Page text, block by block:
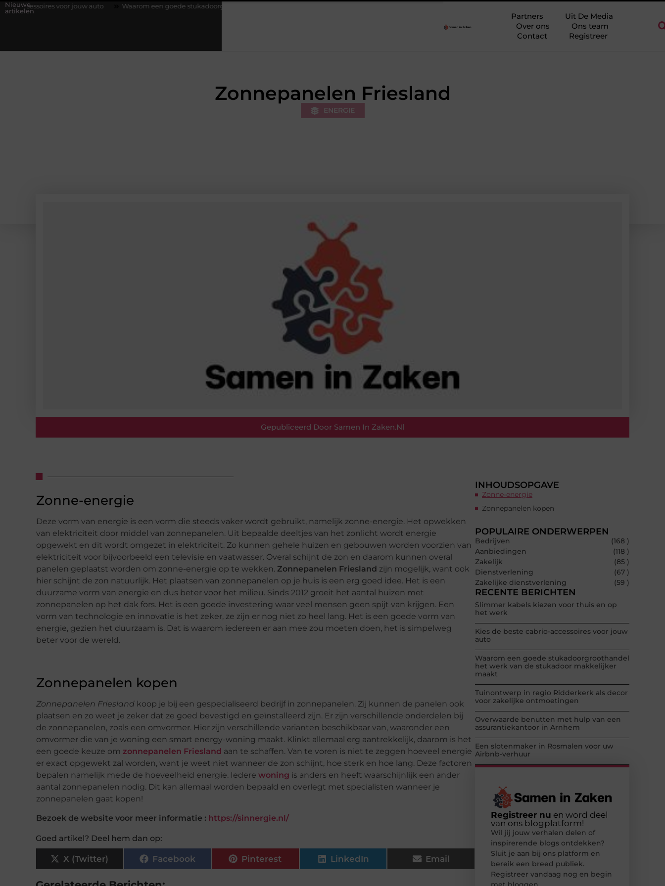
Nieuwe
artikelen
jouw auto Waarom een goede stukadoorgroothandel het werk van de stukadoor makkelijker maakt
Partners
Uit De Media
Over ons
Ons team
Contact
Registreer
Zonnepanelen Friesland
ENERGIE
Gepubliceerd Door Samen In Zaken.nl
Zonne-energie
Deze vorm van energie is een vorm die steeds vaker wordt gebruikt, namelijk zonne-energie. Het opwekken
van elektriciteit door middel van zonnepanelen. Uit bepaalde deeltjes van het zonlicht wordt energie
opgewekt en dit wordt omgezet in elektriciteit. Zo kunnen gehele huizen en gebouwen worden voorzien van
elektriciteit voor bijvoorbeeld een televisie en vaatwasser. Overal schijnt de zon en daarom kunnen overal
panelen geplaatst worden om zonne-energie op te wekken. Zonnepanelen Friesland zijn mogelijk, want ook
hier schijnt de zon natuurlijk. Het plaatsen van zonnepanelen op je huis is een erg goed idee. Het is een
duurzame vorm van energie en dus beter voor het milieu. Sinds 2012 groeit het aantal huizen met
zonnepanelen op het dak fors. Het is een goede investering waar veel mensen geen spijt van krijgen. Een
vorm van technologie en innovatie is het zeker, ze zijn er nog niet zo heel lang. Het is een goede vorm van
energie, gezien het duurzaam is. Dat is waarom iedereen er aan mee zou moeten doen, het is simpelweg
beter voor de wereld.
Zonnepanelen kopen
Zonnepanelen Friesland koop je bij een gespecialiseerd bedrijf in zonnepanelen. Zij kunnen de panelen ook
plaatsen en zo weet je zeker dat ze goed bevestigd en geïnstalleerd zijn. Er zijn verschillende onderdelen bij
de zonnepanelen, zoals een omvormer. Hier zijn verschillende varianten beschikbaar van, waaronder een
omvormer die van je woning een smart energy-woning maakt. Klinkt allemaal erg aantrekkelijk, daarom is het
een goede keuze om zonnepanelen Friesland aan te schaffen. Van te voren is niet te zeggen hoeveel energie
er exact opgewekt zal worden, want je weet niet wanneer de zon schijnt, hoe sterk en hoe lang. Deze factoren
bepalen namelijk mede de hoeveelheid energie. Iedere woning is anders en heeft waarschijnlijk een ander
aantal zonnepanelen nodig. Dit kan allemaal worden bepaald en overlegt met specialisten wanneer je
zonnepanelen gaat kopen!
Bezoek de website voor meer informatie : https://sinnergie.nl/
Goed artikel? Deel hem dan op:
X (Twitter) Facebook Pinterest LinkedIn Email
INHOUDSOPGAVE
Zonne-energie
Zonnepanelen kopen
POPULAIRE ONDERWERPEN
Bedrijven
(168 )
Aanbiedingen
(118 )
Zakelijk
(85 )
Dienstverlening
(67 )
Zakelijke dienstverlening
(59 )
RECENTE BERICHTEN
Slimmer kabels kiezen voor thuis en op
het werk
Kies de beste cabrio-accessoires voor jouw
auto
Waarom een goede stukadoorgroothandel
het werk van de stukadoor makkelijker
maakt
Tuinontwerp in regio Ridderkerk als decor
voor zakelijke ontmoetingen
Overwaarde benutten met hulp van een
assurantiekantoor in Arnhem
Een slotenmaker in Rosmalen voor uw
Airbnb-verhuur
Registreer nu en word deel
van ons blogplatform!
Wil jij jouw verhalen delen of
inspirerende blogs ontdekken?
Sluit je aan bij ons platform en
bereik een breed publiek.
Registreer vandaag nog en begin